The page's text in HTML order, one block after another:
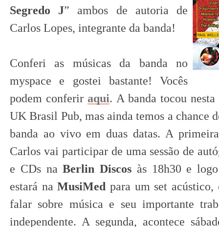
Segredo J” ambos de autoria de
Carlos Lopes, integrante da banda!
Conferi as músicas da banda no
myspace e gostei bastante! Vocês
podem conferiraqui. A banda tocou
UK Brasil Pub, mas ainda temos a chance
banda ao vivo em duas datas. A
Carlos vai participar de uma sessão de
e CDs naBerlin Discos às 18h30 e
estará naMusiMed para um set acústico,
falar sobre música e seu importante
independente. A segunda, acontece